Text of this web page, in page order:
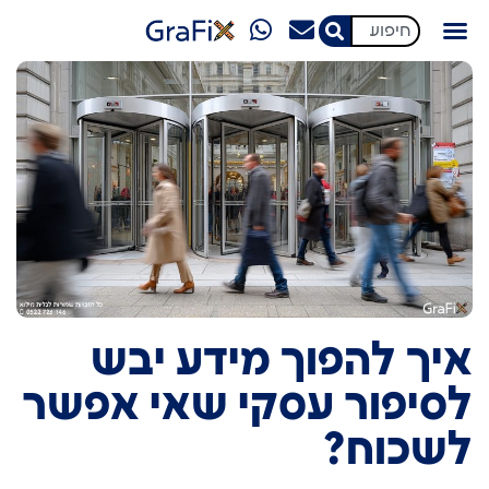
איך להפוך מידע יבש
לסיפור עסקי שאי אפשר
לשכוח?